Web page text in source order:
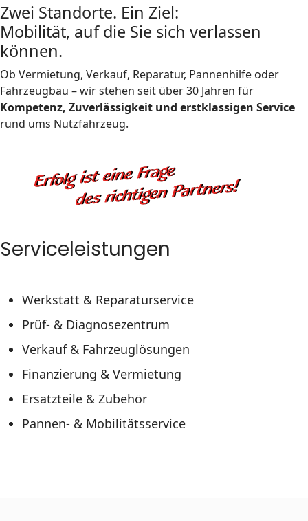
Zwei Standorte. Ein Ziel:
Mobilität, auf die Sie sich verlassen
können.
Ob Vermietung, Verkauf, Reparatur, Pannenhilfe oder
Fahrzeugbau – wir stehen seit über 30 Jahren für
Kompetenz, Zuverlässigkeit und erstklassigen Service
rund ums Nutzfahrzeug.
Serviceleistungen
Werkstatt & Reparaturservice
Prüf- & Diagnosezentrum
Verkauf & Fahrzeuglösungen
Finanzierung & Vermietung
Ersatzteile & Zubehör
Pannen- & Mobilitätsservice